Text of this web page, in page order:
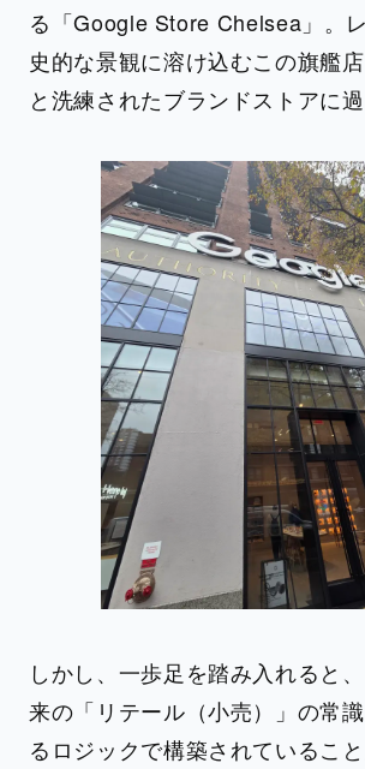
る「Google Store Chelsea」。
史的な景観に溶け込むこの旗艦
と洗練されたブランドストアに過
しかし、一歩足を踏み入れると
来の「リテール（小売）」の常
るロジックで構築されているこ